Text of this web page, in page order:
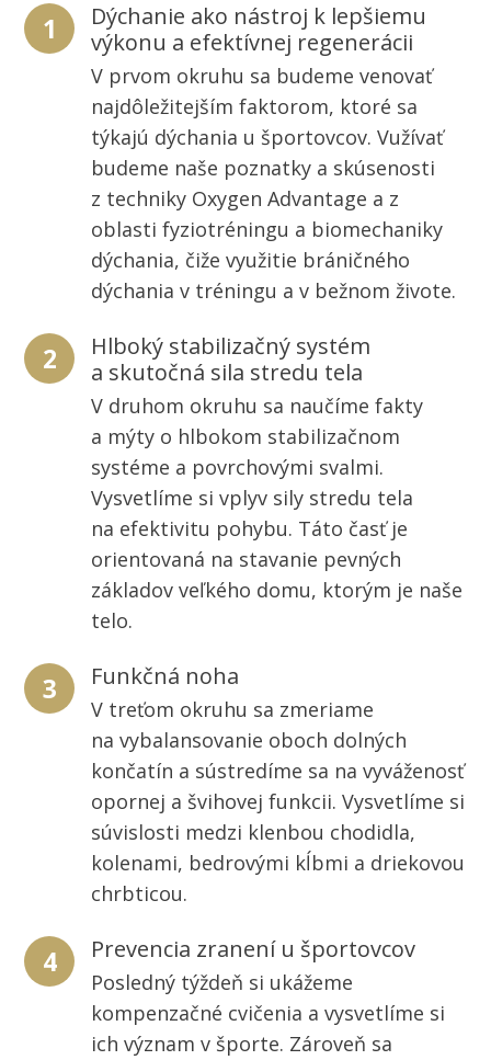
1
Dýchanie ako nástroj k lepšiemu
výkonu a efektívnej regenerácii
V prvom okruhu sa budeme venovať
najdôležitejším faktorom, ktoré sa
týkajú dýchania u športovcov. Vužívať
budeme naše poznatky a skúsenosti
z techniky Oxygen Advantage a z
oblasti fyziotréningu a biomechaniky
dýchania, čiže využitie bráničného
dýchania v tréningu a v bežnom živote.
2
Hlboký stabilizačný systém
a skutočná sila stredu tela
V druhom okruhu sa naučíme fakty
a mýty o hlbokom stabilizačnom
systéme a povrchovými svalmi.
Vysvetlíme si vplyv sily stredu tela
na efektivitu pohybu. Táto časť je
orientovaná na stavanie pevných
základov veľkého domu, ktorým je naše
telo.
3 Funkčná noha
V treťom okruhu sa zmeriame
na vybalansovanie oboch dolných
končatín a sústredíme sa na vyváženosť
opornej a švihovej funkcii. Vysvetlíme si
súvislosti medzi klenbou chodidla,
kolenami, bedrovými kĺbmi a driekovou
chrbticou.
4 Prevencia zranení u športovcov
Posledný týždeň si ukážeme
kompenzačné cvičenia a vysvetlíme si
ich význam v športe. Zároveň sa